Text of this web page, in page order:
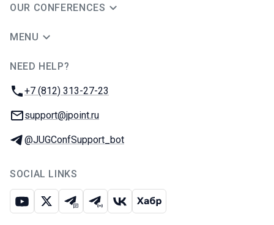
OUR CONFERENCES
MENU
NEED HELP?
Phone:
+7 (812) 313-27-23
Email:
support@jpoint.ru
Telegram:
@JUGConfSupport_bot
SOCIAL LINKS
Youtube
X Telegram chat
Telegram channel
VK Habr